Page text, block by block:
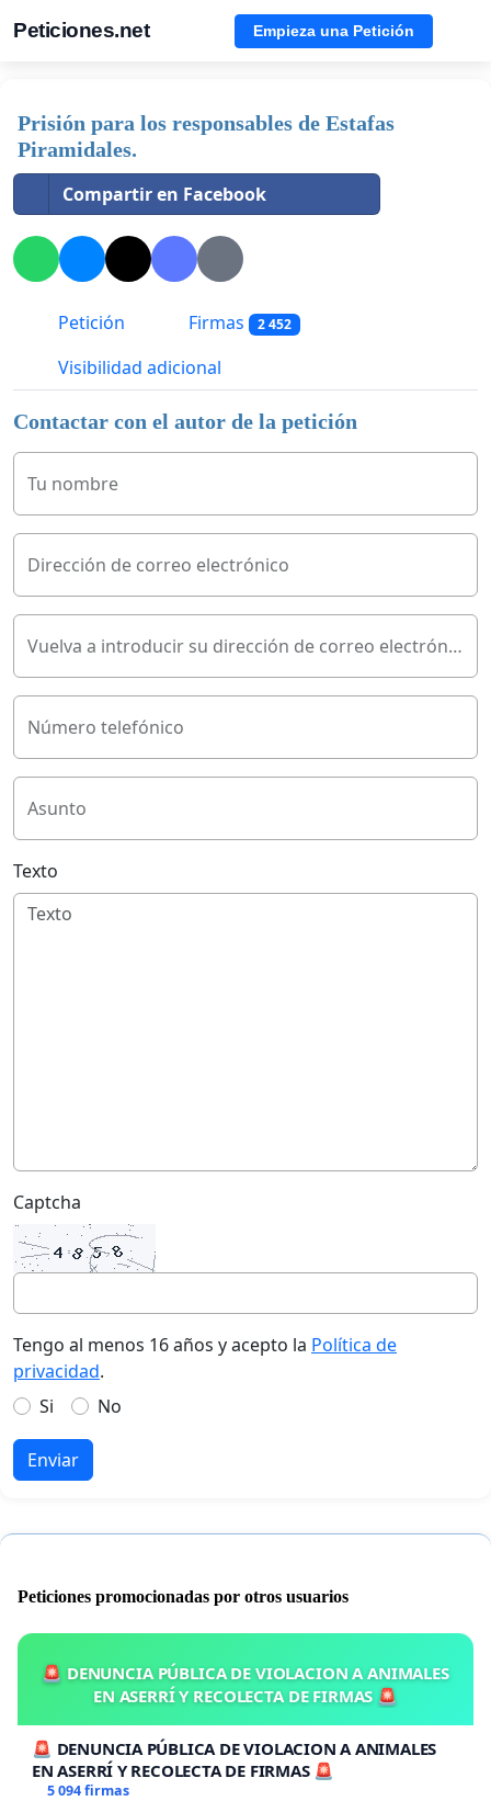
Peticiones.net Empieza una Petición
Prisión para los responsables de Estafas
Piramidales.
Compartir en Facebook
Petición Firmas 2 452
Visibilidad adicional
Contactar con el autor de la petición
Tu nombre
Dirección de correo electrónico
Vuelva a introducir su dirección de correo electrónico
Número telefónico
Asunto
Texto
Captcha
Tengo al menos 16 años y acepto la Política de
privacidad.
Si
No
Enviar
Peticiones promocionadas por otros usuarios
🚨 DENUNCIA PÚBLICA DE VIOLACION A ANIMALES
EN ASERRÍ Y RECOLECTA DE FIRMAS 🚨
🚨 DENUNCIA PÚBLICA DE VIOLACION A ANIMALES
EN ASERRÍ Y RECOLECTA DE FIRMAS 🚨
5 094 firmas